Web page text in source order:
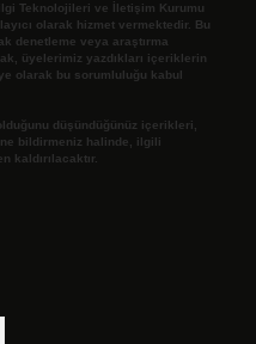
Teknolojileri ve İletişim Kurumu
olarak hizmet vermektedir. Bu
denetleme veya araştırma
üyelerimiz yazdıkları içeriklerin
olarak bu sorumluluğu kabul
düşündüğünüz içerikleri,
bildirmeniz halinde, ilgili
kaldırılacaktır.